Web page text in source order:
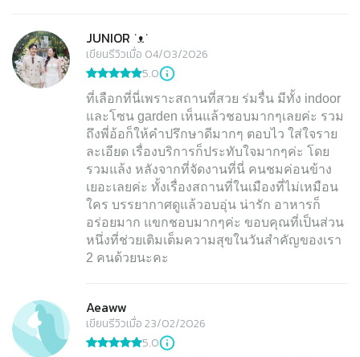
JUNIOR ˙ᴥ˙
เขียนรีวิวเมื่อ 04/03/2026
5.0
ที่เลือกที่นี่เพราะสถานที่สวย ร่มรื่น มีทั้ง indoor
และโซน garden เห็นแล้วชอบมากๆเลยค่ะ รวม
ถึงพี่อ้อก็ให้คำปรึกษาดีมากๆ ตอบไว ใส่ใจราย
ละเอียด เรื่องบริการก็ประทับใจมากๆค่ะ โดย
รวมแล้ง หลังจากที่จัดงานที่นี่ คนชมค่อนข้าง
เยอะเลยค่ะ ทั้งเรื่องสถานที่ในเมืองที่ไม่เหมือน
ใคร บรรยากาศดูแล้วอบอุ่น น่ารัก อาหารก็
อร่อยมาก แขกชอบมากๆค่ะ ขอบคุณที่เป็นส่วน
หนึ่งที่ช่วยเติมเต็มความสุขในวันสำคัญของเรา
2 คนด้วยนะคะ
Aeaww
เขียนรีวิวเมื่อ 23/02/2026
5.0